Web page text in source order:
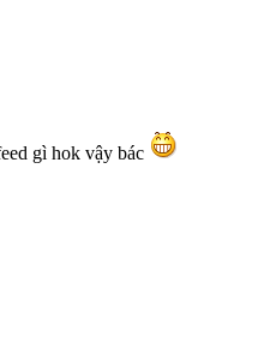
gì hok vậy bác